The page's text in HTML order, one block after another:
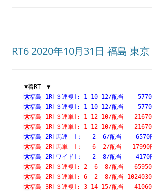
RT6 2020年10月31日 福島 東
▼着RT　▼
福島 1R[３連複]: 1-10-12/配当
福島 1R[３連複]: 1-10-12/配当
福島 1R[３連単]: 1-12-10/配当
福島 1R[３連単]: 1-12-10/配当
福島 2R[馬連　]：　 2- 6/配当
福島 2R[馬単　]：　 6- 2/配当
福島 2R[ワイド]：　 2- 8/配当
福島 2R[３連複]: 2- 6- 8/配当
福島 2R[３連単]: 6- 2- 8/配当
福島 3R[３連複]: 3-14-15/配